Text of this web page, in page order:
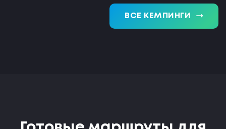
ВСЕ КЕМПИНГИ trending_flat